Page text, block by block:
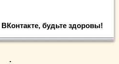
будьте здоровы!
.